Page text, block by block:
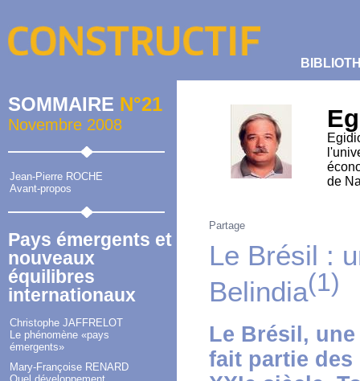
SOMMAIRE N°21
Novembre 2008
Jean-Pierre ROCHE
Avant-propos
Pays émergents et
nouveaux
équilibres
internationaux
Christophe JAFFRELOT
Le phénomène «pays
émergents»
Mary-Françoise RENARD
de
Partage
Le Brésil :
Belindia(1)
Le Brésil,
fait partie des